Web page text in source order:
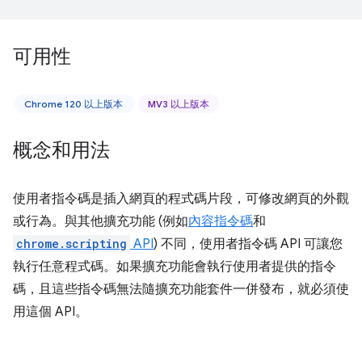
可用性
Chrome 120 以上版本 MV3 以上版本
概念和用法
使用者指令碼是插入網頁的程式碼片段，可修改網頁的外觀
或行為。與其他擴充功能 (例如內容指令碼和
chrome.scripting API) 不同，使用者指令碼 API 可讓您
執行任意程式碼。如果擴充功能會執行使用者提供的指令
碼，且這些指令碼無法隨擴充功能套件一併發布，就必須使
用這個 API。